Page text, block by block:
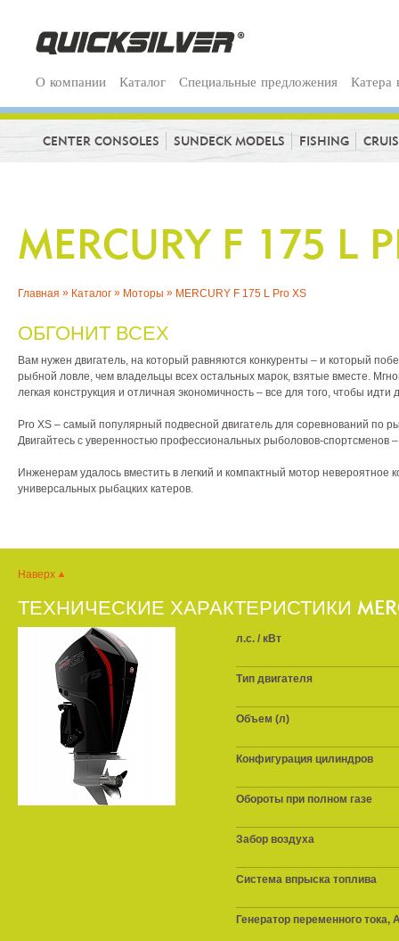
О компании Каталог Специальные предложения Катера
CENTER CONSOLES SUNDECK MODELS FISHING
MERCURY F 175 L
Главная » Каталог » Моторы » MERCURY F 175 L Pro XS
ОБГОНИТ ВСЕХ
Вам нужен двигатель, на который равняются конкуренты – и который
рыбной ловле, чем владельцы всех остальных марок, взятые вместе.
легкая конструкция и отличная экономичность – все для того, чтобы
Pro XS – самый популярный подвесной двигатель для соревнований по
Двигайтесь с уверенностью профессиональных рыболовов-спортсменов –
Инженерам удалось вместить в легкий и компактный мотор
универсальных рыбацких катеров.
Наверх
ТЕХНИЧЕСКИЕ ХАРАКТЕРИСТИКИ
л.с. / кВт
Тип двигателя
Объем (л)
Конфигурация цилиндров
Обороты при полном газе
Забор воздуха
Система впрыска топлива
Генератор переменного тока,